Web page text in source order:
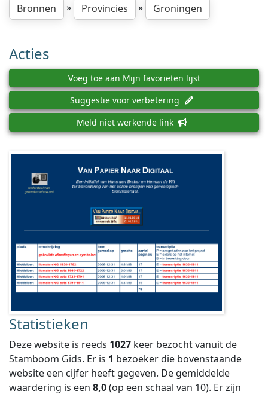
Bronnen
» Provincies » Groningen
Acties
Voeg toe aan Mijn favorieten lijst
Suggestie voor verbetering
Meld niet werkende link
Statistieken
Deze website is reeds 1027 keer bezocht vanuit de
Stamboom Gids. Er is 1 bezoeker die bovenstaande
website een cijfer heeft gegeven. De gemiddelde
waardering is een 8,0(op een schaal van 10). Er zijn